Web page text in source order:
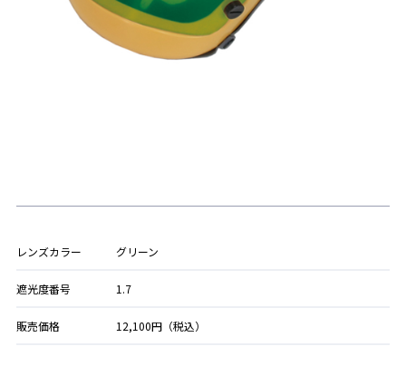
レンズカラー グリーン
遮光度番号 1.7
販売価格 12,100円（税込）